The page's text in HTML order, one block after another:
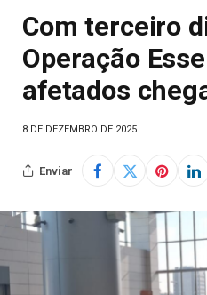
Com terceiro
Operação
afetados
8 DE DEZEMBRO DE 2025
Enviar